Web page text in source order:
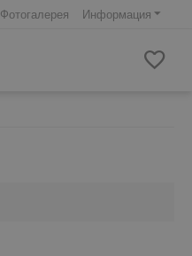
Фотогалерея Информация